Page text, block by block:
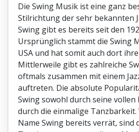
Die Swing Musik ist eine ganz
Stilrichtung der sehr bekannten
Swing gibt es bereits seit den
Ursprünglich stammt die Swing
USA und hat somit auch dort
Mittlerweile gibt es zahlreiche
oftmals zusammen mit einem
auftreten. Die absolute
Swing sowohl durch seine vollen
durch die einmalige Tanzbarkeit.
Name Swing bereits verrät, sind